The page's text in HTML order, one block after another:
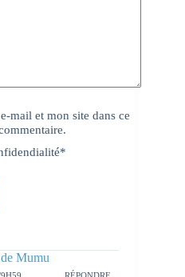
mail et mon site dans ce
*
Mumu